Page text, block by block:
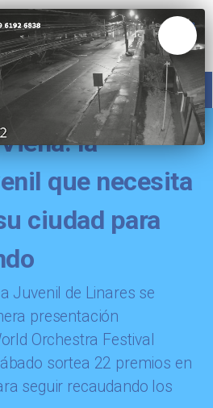
LOCAL DEPORTES
la
que necesita
ciudad para
Juvenil de Linares se
presentación
Orchestra Festival
sortea 22 premios en
seguir recaudando los